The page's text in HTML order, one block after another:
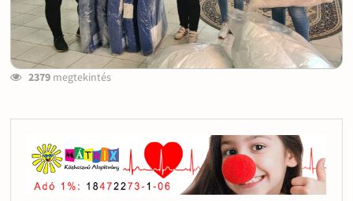
2379megtekintés